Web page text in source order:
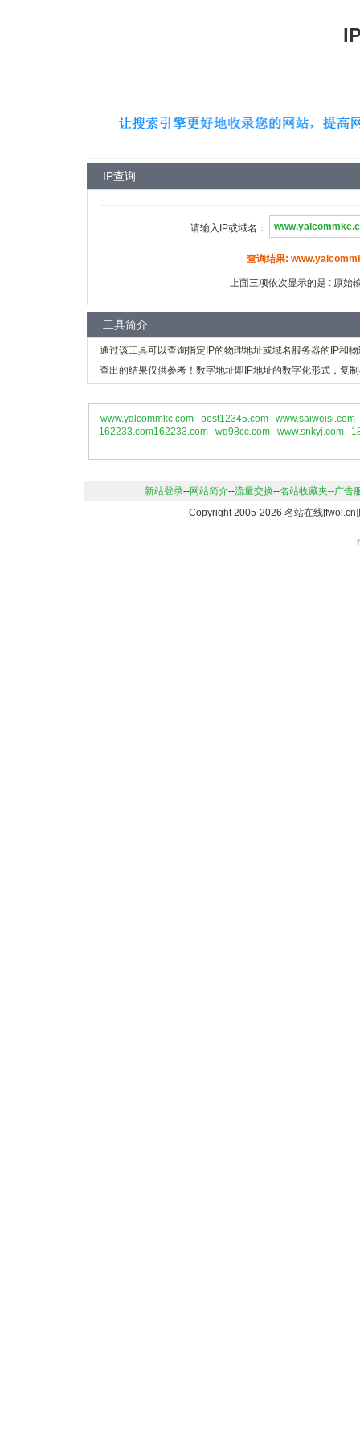
IP查询
请输入IP或域名：
查询结果:
上面三项依次显示的是 : 原始
工具简介
通过该工具可以查询指定IP的物理地址或域名服务器的IP和
查出的结果仅供参考！数字地址即IP地址的数字化形式，复
www.yalcommkc.com best12345.com
www.saiweisi.com
162233.com162233.com
wg98cc.com www.snkyj.com
新站登录--网站简介--流量交换--名站收藏夹--广告
Copyright 2005-2026 名站在线